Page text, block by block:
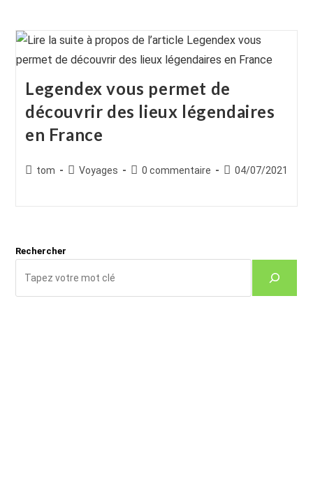
Legendex vous permet de
découvrir des lieux légendaires
en France
Auteur/autrice
tom
PostVoyages
Commentaires
0 commentaire
Publication
04/07/2021
Rechercher